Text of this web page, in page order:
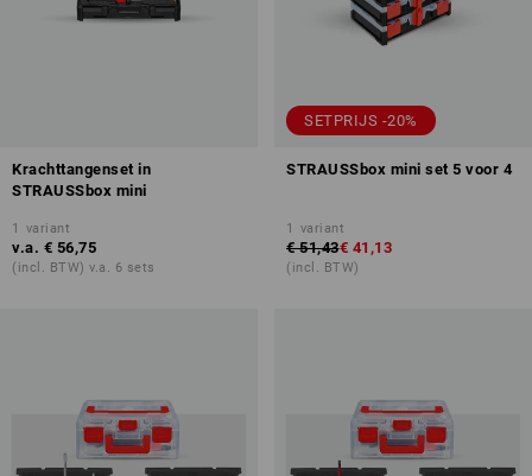
Krachttangenset in
STRAUSSbox mini
1 variant
v.a. € 56,75
(incl. BTW) v.a. 6 sets
SETPRIJS -20%
STRAUSSbox mini set 5 voor 4
1 variant
€ 51,43€ 41,13
(incl. BTW)